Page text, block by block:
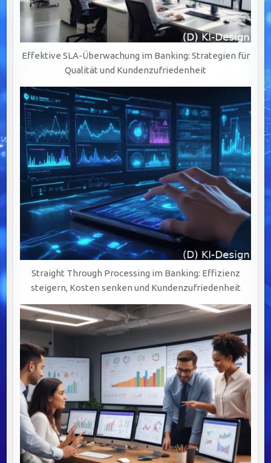
Effektive SLA-Überwachung im Banking: Strategien für
Qualität und Kundenzufriedenheit
Straight Through Processing im Banking: Effizienz
steigern, Kosten senken und Kundenzufriedenheit